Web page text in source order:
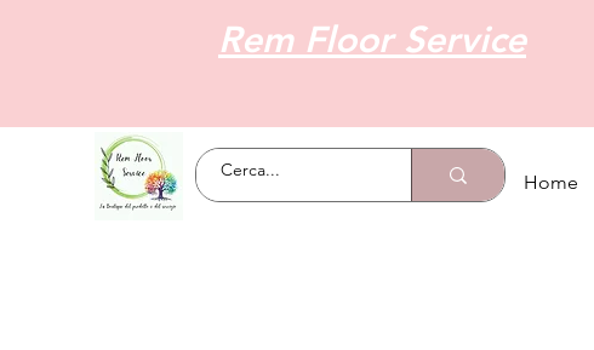
Rem Floor Service
Home